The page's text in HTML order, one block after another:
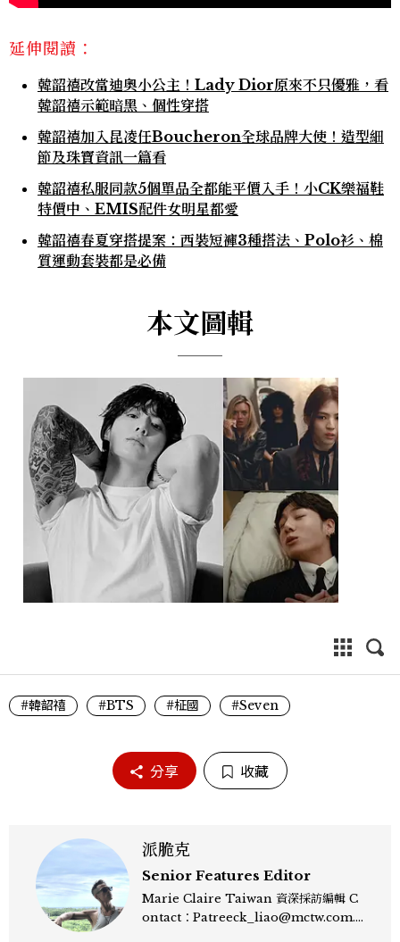
延伸閱讀：
韓韶禧改當迪奧小公主！Lady Dior原來不只優雅，看
韓韶禧示範暗黑、個性穿搭
韓韶禧加入昆凌任Boucheron全球品牌大使！造型細
節及珠寶資訊一篇看
韓韶禧私服同款5個單品全都能平價入手！小CK樂福鞋
特價中、EMIS配件女明星都愛
韓韶禧春夏穿搭提案：西裝短褲3種搭法、Polo衫、棉
質運動套裝都是必備
本文圖輯
#韓韶禧 #BTS #柾國 #Seven
分享 收藏
派脆克
Senior Features Editor
Marie Claire Taiwan 資深採訪編輯 C
ontact：Patreeck_liao@mctw.com.t